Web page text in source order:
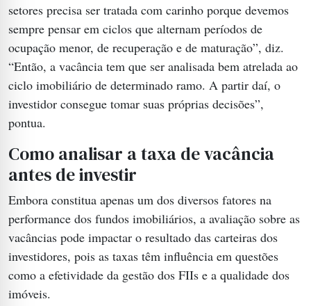
setores precisa ser tratada com carinho porque devemos
sempre pensar em ciclos que alternam períodos de
ocupação menor, de recuperação e de maturação”, diz.
“Então, a vacância tem que ser analisada bem atrelada ao
ciclo imobiliário de determinado ramo. A partir daí, o
investidor consegue tomar suas próprias decisões”,
pontua.
Como analisar a taxa de vacância
antes de investir
Embora constitua apenas um dos diversos fatores na
performance dos fundos imobiliários, a avaliação sobre as
vacâncias pode impactar o resultado das carteiras dos
investidores, pois as taxas têm influência em questões
como a efetividade da gestão dos FIIs e a qualidade dos
imóveis.